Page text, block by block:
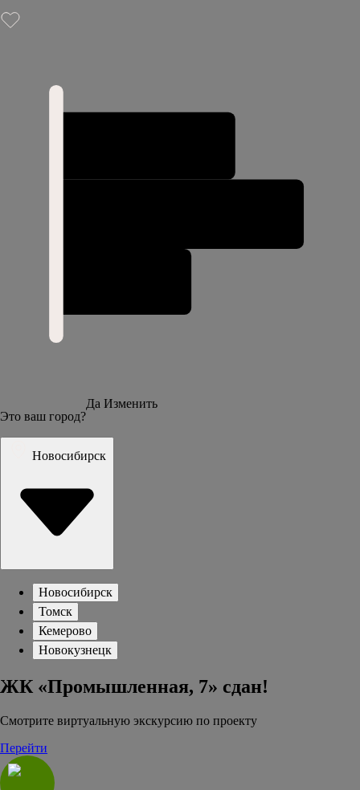
Это ваш город?
Да Изменить
Новосибирск
Новосибирск
Томск
Кемерово
Новокузнецк
ЖК «Промышленная, 7» сдан!
Смотрите виртуальную экскурсию по проекту
Перейти